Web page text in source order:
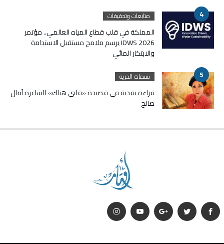
متابعات وتحقيقات
المملكة في قلب قطاع المياه العالمي.. مؤتمر
IDWS 2026 يرسم ملامح مستقبل الاستدامة
والابتكار المائي
نسمات الحرية
قراءة نقدية في قصيدة «قلبي هناك» للشاعرة آمال
صالح